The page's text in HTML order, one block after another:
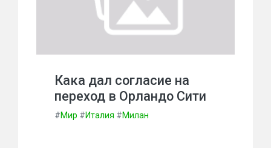
Кака дал согласие на
переход в Орландо Сити
#Мир #Италия #Милан